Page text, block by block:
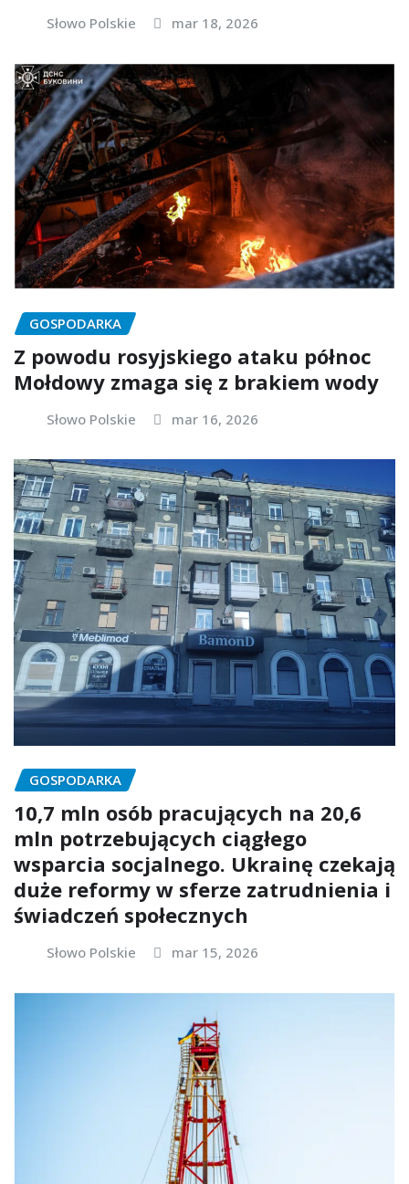
Słowo Polskie mar 18, 2026
GOSPODARKA
Z powodu rosyjskiego ataku północ
Mołdowy zmaga się z brakiem wody
Słowo Polskie mar 16, 2026
GOSPODARKA
10,7 mln osób pracujących na 20,6
mln potrzebujących ciągłego
wsparcia socjalnego. Ukrainę czekają
duże reformy w sferze zatrudnienia i
świadczeń społecznych
Słowo Polskie mar 15, 2026